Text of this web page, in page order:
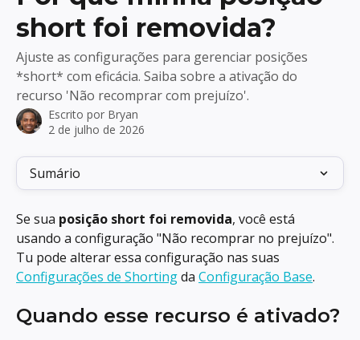
short foi removida?
Ajuste as configurações para gerenciar posições
*short* com eficácia. Saiba sobre a ativação do
recurso 'Não recomprar com prejuízo'.
Escrito por Bryan
2 de julho de 2026
Sumário
Se sua posição short foi removida, você está
usando a configuração "Não recomprar no prejuízo".
Tu pode alterar essa configuração nas suas
Configurações de Shorting da Configuração Base.
Quando esse recurso é ativado?